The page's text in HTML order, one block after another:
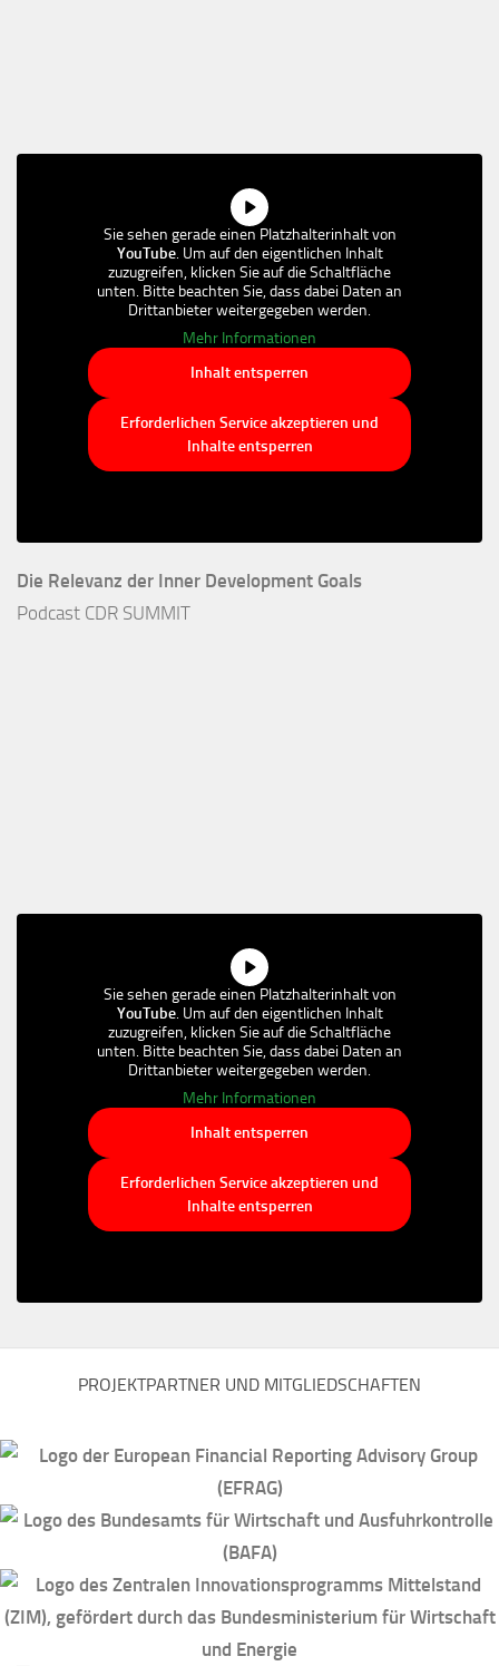
Sie sehen gerade einen Platzhalterinhalt von
YouTube. Um auf den eigentlichen Inhalt
zuzugreifen, klicken Sie auf die Schaltfläche
unten. Bitte beachten Sie, dass dabei Daten an
Drittanbieter weitergegeben werden.
Mehr Informationen
Inhalt entsperren
Erforderlichen Service akzeptieren und
Inhalte entsperren
Die Relevanz der Inner Development Goals
Podcast CDR SUMMIT
Sie sehen gerade einen Platzhalterinhalt von
YouTube. Um auf den eigentlichen Inhalt
zuzugreifen, klicken Sie auf die Schaltfläche
unten. Bitte beachten Sie, dass dabei Daten an
Drittanbieter weitergegeben werden.
Mehr Informationen
Inhalt entsperren
Erforderlichen Service akzeptieren und
Inhalte entsperren
PROJEKTPARTNER UND MITGLIEDSCHAFTEN